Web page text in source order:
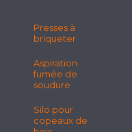
Presses à
briqueter
Aspiration
fumée de
soudure
Silo pour
copeaux de